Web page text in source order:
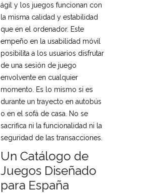
ágil y los juegos funcionan con
la misma calidad y estabilidad
que en el ordenador. Este
empeño en la usabilidad móvil
posibilita a los usuarios disfrutar
de una sesión de juego
envolvente en cualquier
momento. Es lo mismo si es
durante un trayecto en autobús
o en el sofá de casa. No se
sacrifica ni la funcionalidad ni la
seguridad de las transacciones.
Un Catálogo de
Juegos Diseñado
para España